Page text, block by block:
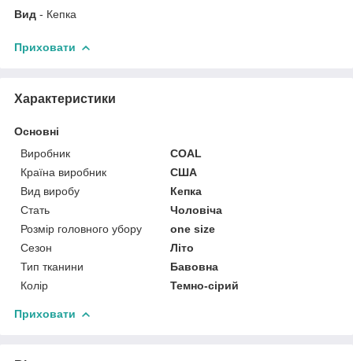
Вид - Кепка
Приховати
Характеристики
Основні
Виробник
COAL
Країна виробник
США
Вид виробу
Кепка
Стать
Чоловіча
Розмір головного убору
one size
Сезон
Літо
Тип тканини
Бавовна
Колір
Темно-сірий
Приховати